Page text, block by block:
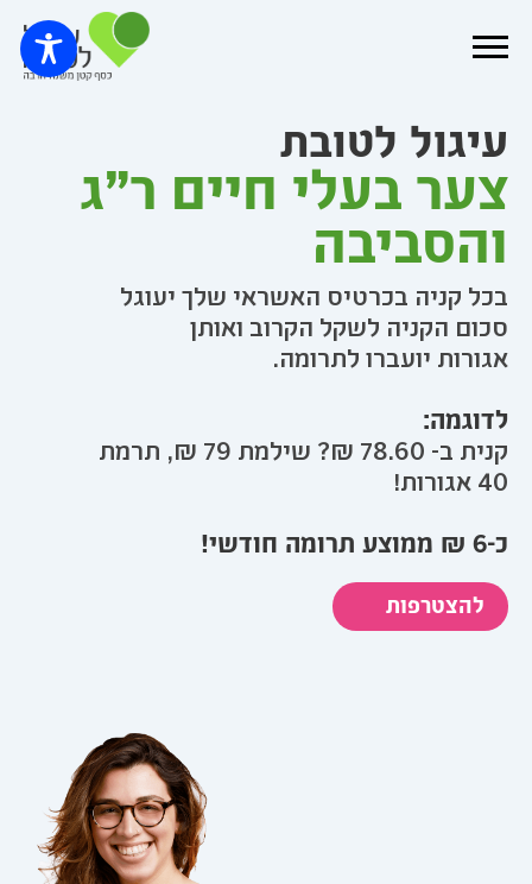
עיגול לטובת
צער בעלי חיים ר"ג
והסביבה
בכל קניה בכרטיס האשראי שלך יעוגל
סכום הקניה לשקל הקרוב ואותן
אגורות יועברו לתרומה.
לדוגמה:
קנית ב- 78.60 ₪? שילמת 79 ₪, תרמת
40 אגורות!
כ-6 ₪ ממוצע תרומה חודשי!
להצטרפות